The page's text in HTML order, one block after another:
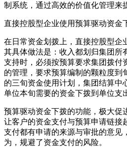
制系统，通过高效的价值化管理来
直接控股型企业使用预算驱动资金
在日常资金划拨上，直接控股型企
其具体做法是：收入都划归集团所
支持时，必须按预算要求集团拨付
的管理，要求预算编制的颗粒度到
的三旬资金使用计划，集团结算中
单位本旬需要的资金下拨到单位支
预算驱动资金下拨的功能，极大促
让客户的资金支付与预算申请链接
支付都有申请的来源与审批的意见
为，规避了资金支付的风险。